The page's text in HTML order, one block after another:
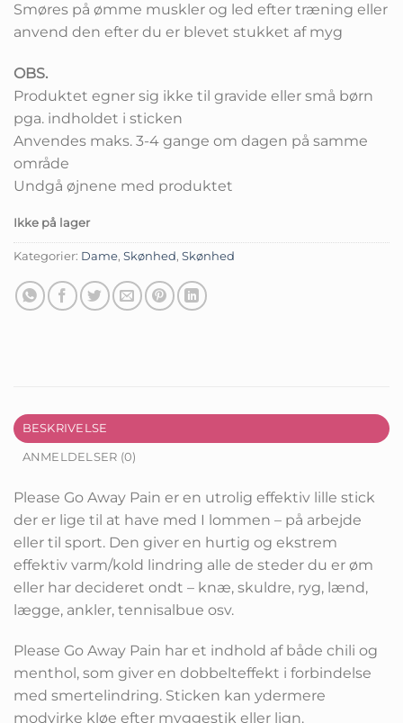
Smøres på ømme muskler og led efter træning eller
anvend den efter du er blevet stukket af myg
OBS.
Produktet egner sig ikke til gravide eller små børn
pga. indholdet i sticken
Anvendes maks. 3-4 gange om dagen på samme
område
Undgå øjnene med produktet
Ikke på lager
Kategorier: Dame, Skønhed, Skønhed
BESKRIVELSE
ANMELDELSER (0)
Please Go Away Pain er en utrolig effektiv lille stick
der er lige til at have med I lommen – på arbejde
eller til sport. Den giver en hurtig og ekstrem
effektiv varm/kold lindring alle de steder du er øm
eller har decideret ondt – knæ, skuldre, ryg, lænd,
lægge, ankler, tennisalbue osv.
Please Go Away Pain har et indhold af både chili og
menthol, som giver en dobbelteffekt i forbindelse
med smertelindring. Sticken kan ydermere
modvirke kløe efter myggestik eller lign.